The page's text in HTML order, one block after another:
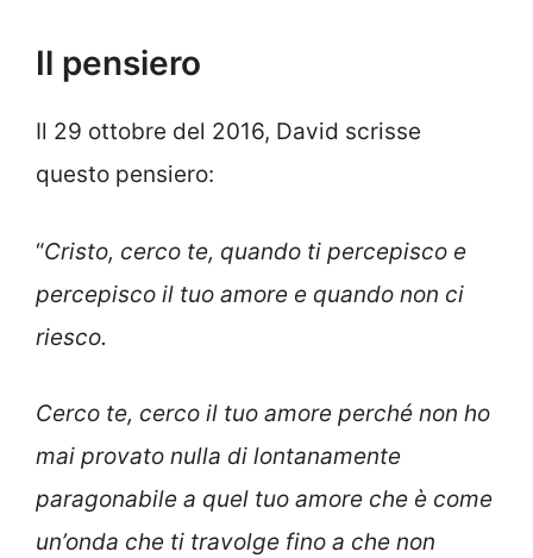
Il pensiero
Il 29 ottobre del 2016, David scrisse
questo pensiero:
“Cristo, cerco te, quando ti percepisco e
percepisco il tuo amore e quando non ci
riesco.
Cerco te, cerco il tuo amore perché non ho
mai provato nulla di lontanamente
paragonabile a quel tuo amore che è come
un’onda che ti travolge fino a che non